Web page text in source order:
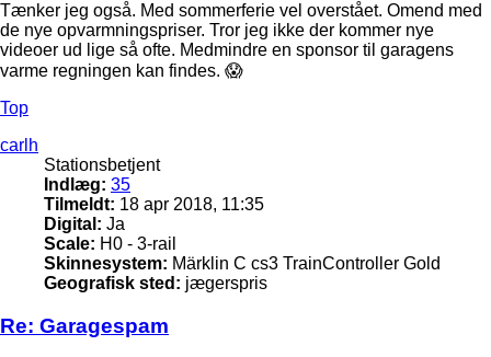
Tænker jeg også. Med sommerferie vel overstået. Omend med
de nye opvarmningspriser. Tror jeg ikke der kommer nye
videoer ud lige så ofte. Medmindre en sponsor til garagens
varme regningen kan findes. 😱
Top
carlh
Stationsbetjent
Indlæg: 35
Tilmeldt: 18 apr 2018, 11:35
Digital: Ja
Scale: H0 - 3-rail
Skinnesystem: Märklin C cs3 TrainController Gold
Geografisk sted: jægerspris
Re: Garagespam